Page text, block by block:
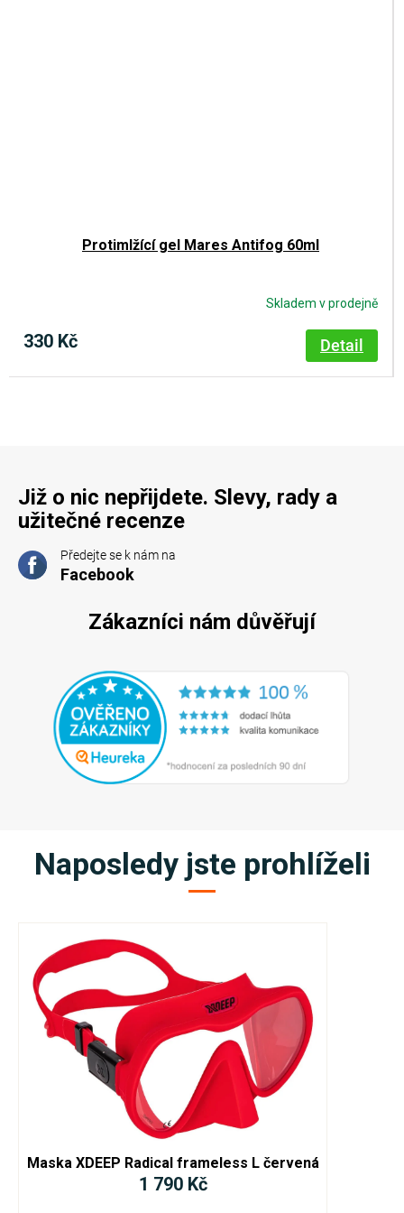
Protimlžící gel Mares Antifog 60ml
Skladem v prodejně
330 Kč Detail
Již o nic nepřijdete. Slevy, rady a
užitečné recenze
Předejte se k nám na
Facebook
Zákazníci nám důvěřují
Naposledy jste prohlíželi
Maska XDEEP Radical frameless L červená
1 790 Kč